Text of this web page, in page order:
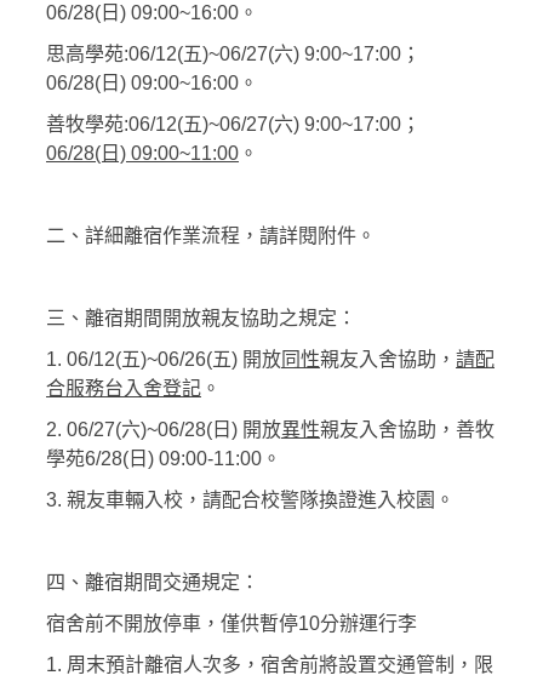
06/28(日) 09:00~16:00。
思高學苑:06/12(五)~06/27(六) 9:00~17:00；
06/28(日) 09:00~16:00。
善牧學苑:06/12(五)~06/27(六) 9:00~17:00；
06/28(日) 09:00~11:00 。
二、詳細離宿作業流程，請詳閱附件。
三、離宿期間開放親友協助之規定：
1. 06/12(五)~06/26(五) 開放同性親友入舍協助， 請配
合服務台入舍登記 。
2. 06/27(六)~06/28(日) 開放異性親友入舍協助，善牧
學苑6/28(日) 09:00-11:00。
3. 親友車輛入校，請配合校警隊換證進入校園。
四、離宿期間交通規定：
宿舍前不開放停車，僅供暫停10分辦運行李
1. 周末預計離宿人次多，宿舍前將設置交通管制，限